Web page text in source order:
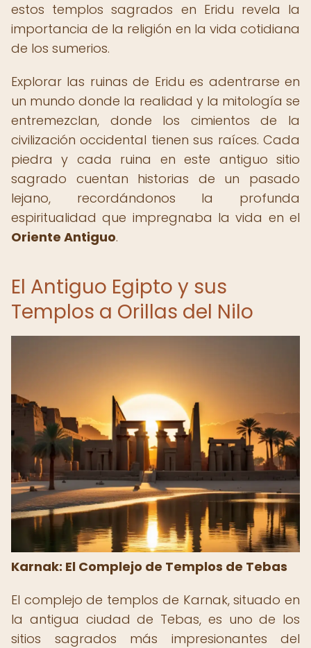
estos templos sagrados en Eridu revela la
importancia de la religión en la vida cotidiana
de los sumerios.
Explorar las ruinas de Eridu es adentrarse en
un mundo donde la realidad y la mitología se
entremezclan, donde los cimientos de la
civilización occidental tienen sus raíces. Cada
piedra y cada ruina en este antiguo sitio
sagrado cuentan historias de un pasado
lejano, recordándonos la profunda
espiritualidad que impregnaba la vida en el
Oriente Antiguo.
El Antiguo Egipto y sus
Templos a Orillas del Nilo
Karnak: El Complejo de Templos de Tebas
El complejo de templos de Karnak, situado en
la antigua ciudad de Tebas, es uno de los
sitios sagrados más impresionantes del